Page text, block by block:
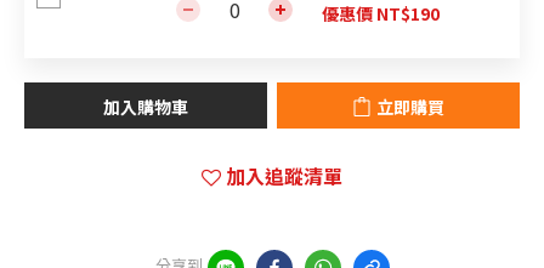
優惠價 NT$190
加入購物車 立即購買
加入追蹤清單